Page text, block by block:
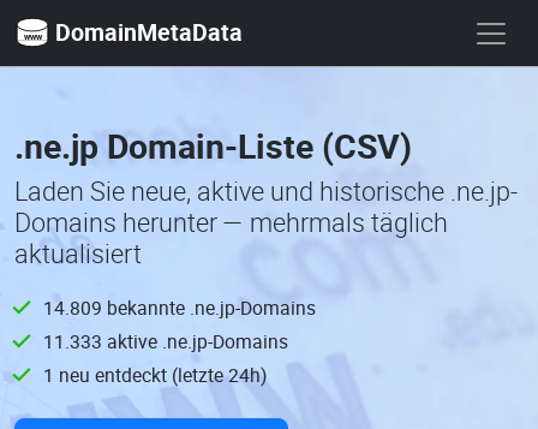
DomainMetaData
.ne.jp Domain-Liste (CSV)
Laden Sie neue, aktive und historische .ne.jp-
Domains herunter — mehrmals täglich
aktualisiert
14.809 bekannte .ne.jp-Domains
11.333 aktive .ne.jp-Domains
1 neu entdeckt (letzte 24h)